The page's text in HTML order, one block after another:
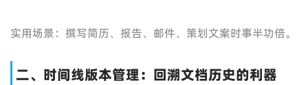
实用场景：撰写简历、报告、邮件、策划文案时事半功倍。
二、时间线版本管理：回溯文档历史的利器